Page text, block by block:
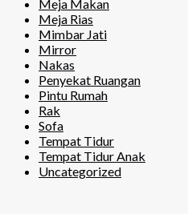
Meja Makan
Meja Rias
Mimbar Jati
Mirror
Nakas
Penyekat Ruangan
Pintu Rumah
Rak
Sofa
Tempat Tidur
Tempat Tidur Anak
Uncategorized